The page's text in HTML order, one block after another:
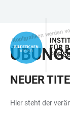
ZUR
NEUER
Hier steht der